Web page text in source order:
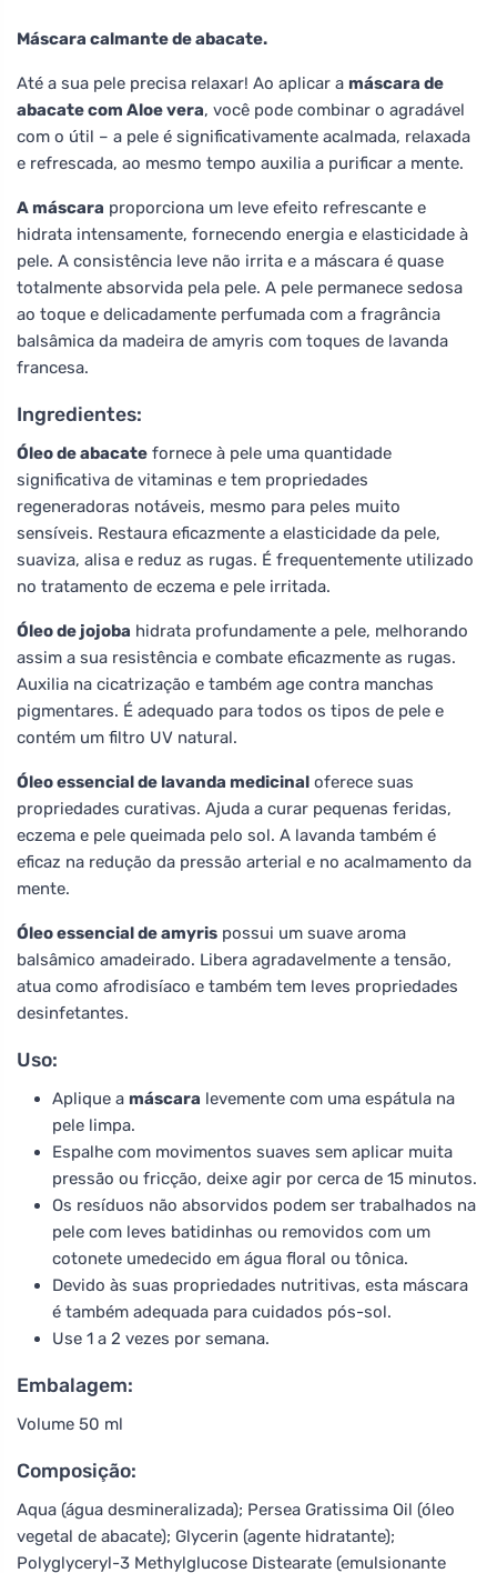
Máscara calmante de abacate.
Até a sua pele precisa relaxar! Ao aplicar a máscara de
abacate com Aloe vera, você pode combinar o agradável
com o útil – a pele é significativamente acalmada, relaxada
e refrescada, ao mesmo tempo auxilia a purificar a mente.
A máscara proporciona um leve efeito refrescante e
hidrata intensamente, fornecendo energia e elasticidade à
pele. A consistência leve não irrita e a máscara é quase
totalmente absorvida pela pele. A pele permanece sedosa
ao toque e delicadamente perfumada com a fragrância
balsâmica da madeira de amyris com toques de lavanda
francesa.
Ingredientes:
Óleo de abacate fornece à pele uma quantidade
significativa de vitaminas e tem propriedades
regeneradoras notáveis, mesmo para peles muito
sensíveis. Restaura eficazmente a elasticidade da pele,
suaviza, alisa e reduz as rugas. É frequentemente utilizado
no tratamento de eczema e pele irritada.
Óleo de jojoba hidrata profundamente a pele, melhorando
assim a sua resistência e combate eficazmente as rugas.
Auxilia na cicatrização e também age contra manchas
pigmentares. É adequado para todos os tipos de pele e
contém um filtro UV natural.
Óleo essencial de lavanda medicinal oferece suas
propriedades curativas. Ajuda a curar pequenas feridas,
eczema e pele queimada pelo sol. A lavanda também é
eficaz na redução da pressão arterial e no acalmamento da
mente.
Óleo essencial de amyris possui um suave aroma
balsâmico amadeirado. Libera agradavelmente a tensão,
atua como afrodisíaco e também tem leves propriedades
desinfetantes.
Uso:
Aplique a máscara levemente com uma espátula na
pele limpa.
Espalhe com movimentos suaves sem aplicar muita
pressão ou fricção, deixe agir por cerca de 15 minutos.
Os resíduos não absorvidos podem ser trabalhados na
pele com leves batidinhas ou removidos com um
cotonete umedecido em água floral ou tônica.
Devido às suas propriedades nutritivas, esta máscara
é também adequada para cuidados pós-sol.
Use 1 a 2 vezes por semana.
Embalagem:
Volume 50 ml
Composição:
Aqua (água desmineralizada); Persea Gratissima Oil (óleo
vegetal de abacate); Glycerin (agente hidratante);
Polyglyceryl-3 Methylglucose Distearate (emulsionante